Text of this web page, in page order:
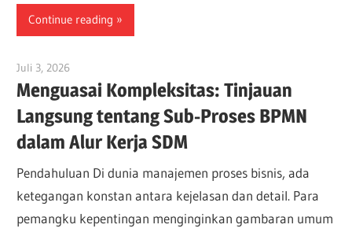
Continue reading
Juli 3, 2026
Menguasai Kompleksitas: Tinjauan
Langsung tentang Sub-Proses BPMN
dalam Alur Kerja SDM
Pendahuluan Di dunia manajemen proses bisnis, ada
ketegangan konstan antara kejelasan dan detail. Para
pemangku kepentingan menginginkan gambaran umum